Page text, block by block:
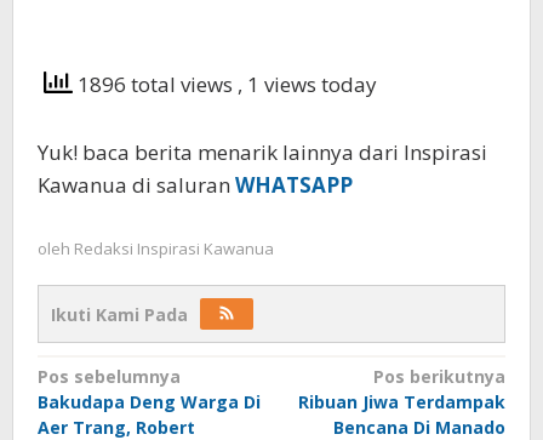
1896 total views , 1 views today
Yuk! baca berita menarik lainnya dari Inspirasi
Kawanua di saluran WHATSAPP
oleh Redaksi Inspirasi Kawanua
Ikuti Kami Pada
Navigasi
pos
Pos sebelumnya
Bakudapa Deng Warga Di
Aer Trang, Robert
Pos berikutnya
Ribuan Jiwa Terdampak
Bencana Di Manado